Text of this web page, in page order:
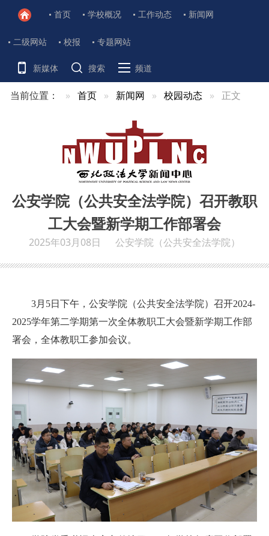
首页 学校概况 工作动态 新闻网
二级网站 校报 专题网站
新媒体 搜索 频道
当前位置： 首页 新闻网 校园动态 正文
公安学院（公共安全法学院）召开教职
工大会暨新学期工作部署会
2025年03月08日 公安学院（公共安全法学院）
3月5日下午，公安学院（公共安全法学院）召开2024-
2025学年第二学期第一次全体教职工大会暨新学期工作部
署会，全体教职工参加会议。